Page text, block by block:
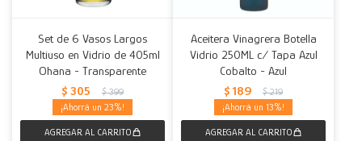
Set de 6 Vasos Largos
Multiuso en Vidrio de 405ml
Ohana - Transparente
$ 305 $ 399
23
Aceitera Vinagrera Botella
Vidrio 250ML c/ Tapa Azul
Cobalto - Azul
$ 189 $ 219
13